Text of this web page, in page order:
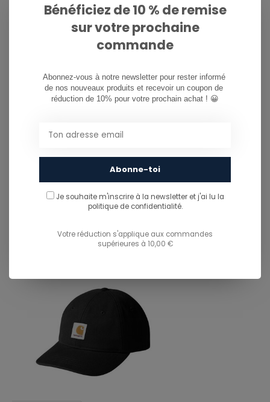
CAN WE HELP?
Service à la clientèle:
081/260.730
PARTAGER CE PRODUIT
You might also like...
TU POURRAIS AUSSI AIMER...
Bénéficiez de 10 % de remise
sur votre prochaine
commande
Abonnez-vous à notre newsletter pour rester informé
de nos nouveaux produits et recevoir un coupon de
réduction de 10% pour votre prochain achat ! 😀
Abonne-toi
Je souhaite m'inscrire à la newsletter et j'ai lu la
politique de confidentialité.
Votre réduction s'applique aux commandes
supérieures à 10,00 €